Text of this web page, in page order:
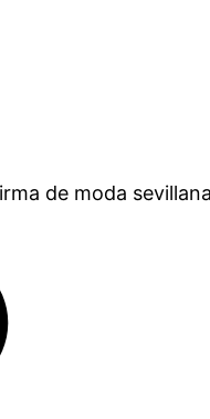
de moda